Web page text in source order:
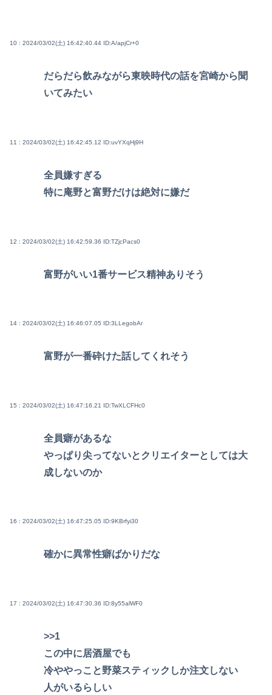
10 : 2024/03/02(土) 16:42:40.44 ID:A/apjCr+0
だらだら飲みながら東映時代の話を宮崎から聞
いてみたい
11 : 2024/03/02(土) 16:42:45.12 ID:uvYXqHj9H
全員嫌すぎる
特に庵野と富野だけは絶対に嫌だ
12 : 2024/03/02(土) 16:42:59.36 ID:TZjcPacs0
富野がいい1番サービス精神ありそう
14 : 2024/03/02(土) 16:46:07.05 ID:3LLegobAr
富野が一番砕けた話してくれそう
15 : 2024/03/02(土) 16:47:16.21 ID:TwXLCFHc0
全員癖があるな
やっぱり尖ってないとクリエイターとしては大
成しないのか
16 : 2024/03/02(土) 16:47:25.05 ID:9KBrfyi30
確かに異常性癖ばかりだな
17 : 2024/03/02(土) 16:47:30.36 ID:8y55alWF0
>>1
この中に居酒屋でも
冷ややっこと野菜スティックしか注文しない
人がいるらしい